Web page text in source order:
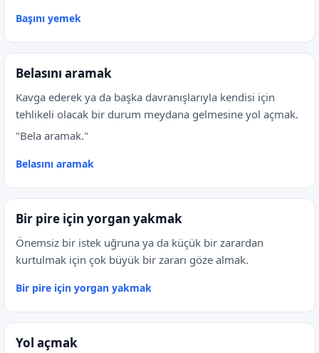
Başını yemek
Belasını aramak
Kavga ederek ya da başka davranışlarıyla kendisi için
tehlikeli olacak bir durum meydana gelmesine yol açmak.
"Bela aramak."
Belasını aramak
Bir pire için yorgan yakmak
Önemsiz bir istek uğruna ya da küçük bir zarardan
kurtulmak için çok büyük bir zararı göze almak.
Bir pire için yorgan yakmak
Yol açmak